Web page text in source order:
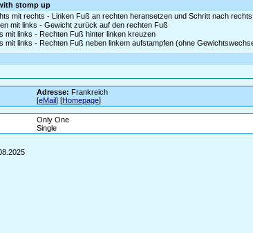
stomp up
mit rechts - Linken Fuß an rechten heransetzen und Schritt nach
mit links - Gewicht zurück auf den rechten Fuß
mit links - Rechten Fuß hinter linken kreuzen
mit links - Rechten Fuß neben linkem aufstampfen (ohne
Adresse: Frankreich
[eMail] [Homepage]
Only One
Single